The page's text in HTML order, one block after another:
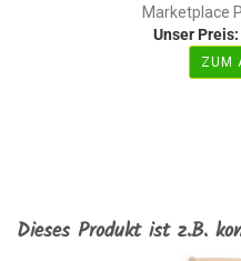
Marketplace
Unser Preis:
ZUM
Dieses Produkt ist z.B.